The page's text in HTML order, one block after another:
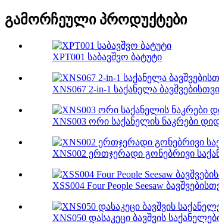
გამორჩეული პროდუქტები
XPT001 საბავშვო ბატუტი
XNS067 2-in-1 საქანელა
XNS003 ორი საქანელის ნაკრები
XNS002 ერთჯერადი გონებრივი
XSS004 Four People Seesaw
XNS050 დასაკეცი ბავშვის